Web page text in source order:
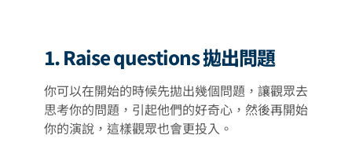
1. Raise questions 拋出問題
你可以在開始的時候先拋出幾個問題，讓觀眾去
思考你的問題，引起他們的好奇心，然後再開始
你的演說，這樣觀眾也會更投入。